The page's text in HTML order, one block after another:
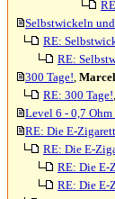
Selbstwickeln
RE:
RE:
300 Tage!,
RE: 300 Tage!,
Level 6 - 0,7
RE: Die E-
RE: Die E-
RE: Die E-
RE: Die E-